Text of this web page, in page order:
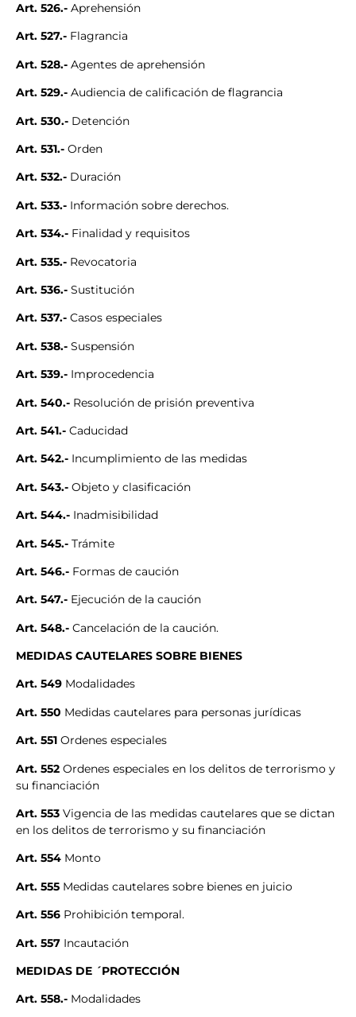
Art. 526.- Aprehensión
Art. 527.- Flagrancia
Art. 528.- Agentes de aprehensión
Art. 529.- Audiencia de calificación de flagrancia
Art. 530.- Detención
Art. 531.- Orden
Art. 532.- Duración
Art. 533.- Información sobre derechos.
Art. 534.- Finalidad y requisitos
Art. 535.- Revocatoria
Art. 536.- Sustitución
Art. 537.- Casos especiales
Art. 538.- Suspensión
Art. 539.- Improcedencia
Art. 540.- Resolución de prisión preventiva
Art. 541.- Caducidad
Art. 542.- Incumplimiento de las medidas
Art. 543.- Objeto y clasificación
Art. 544.- Inadmisibilidad
Art. 545.- Trámite
Art. 546.- Formas de caución
Art. 547.- Ejecución de la caución
Art. 548.- Cancelación de la caución.
MEDIDAS CAUTELARES SOBRE BIENES
Art. 549 Modalidades
Art. 550 Medidas cautelares para personas jurídicas
Art. 551 Ordenes especiales
Art. 552 Ordenes especiales en los delitos de terrorismo y
su financiación
Art. 553 Vigencia de las medidas cautelares que se dictan
en los delitos de terrorismo y su financiación
Art. 554 Monto
Art. 555 Medidas cautelares sobre bienes en juicio
Art. 556 Prohibición temporal.
Art. 557 Incautación
MEDIDAS DE ´PROTECCIÓN
Art. 558.- Modalidades